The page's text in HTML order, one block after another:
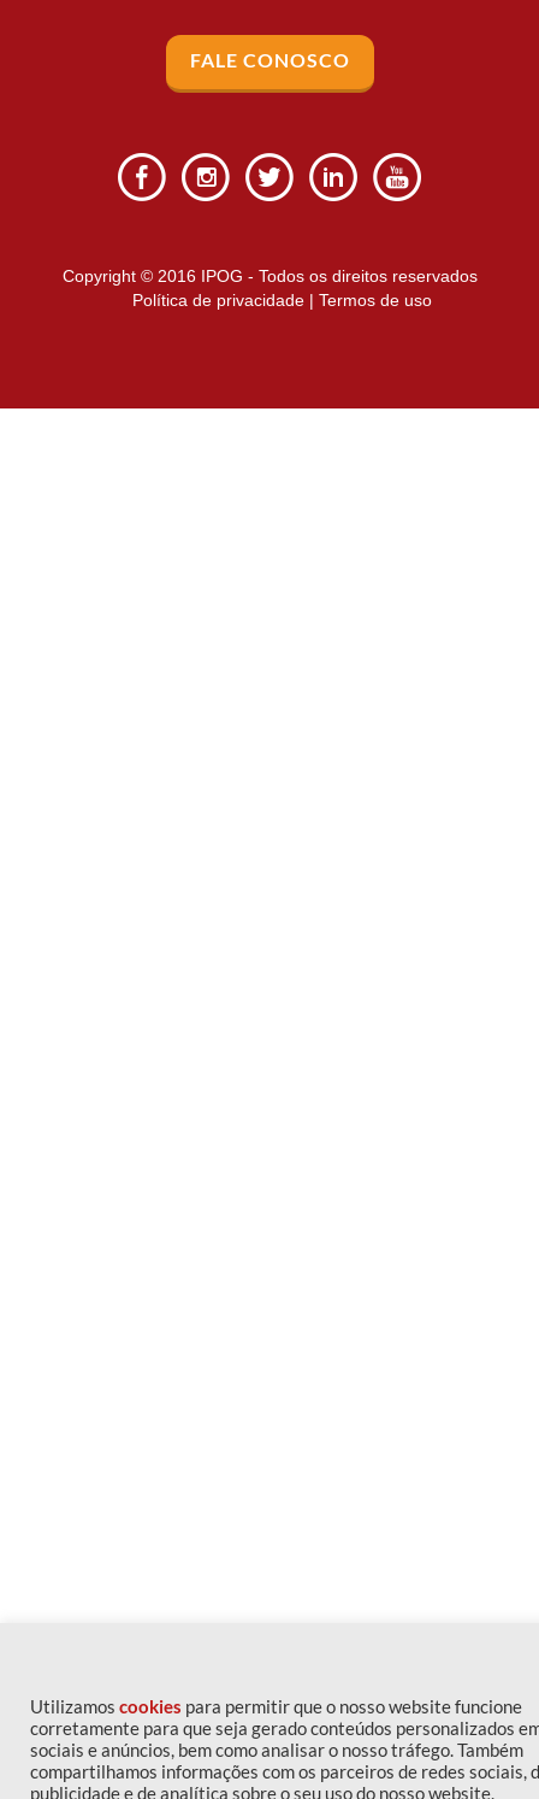
FALE CONOSCO
Copyright © 2016 IPOG - Todos os direitos reservados
Política de privacidade| Termos de uso
Utilizamos cookies para permitir que o nosso website funcione
corretamente para que seja gerado conteúdos personalizados
sociais e anúncios, bem como analisar o nosso tráfego. Também
compartilhamos informações com os parceiros de redes sociais,
publicidade e de analítica sobre o seu uso do nosso website.